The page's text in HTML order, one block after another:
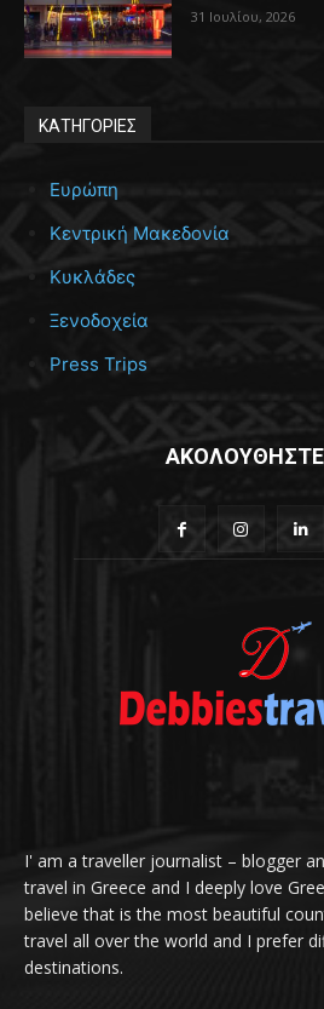
31 Ιουλίου, 2026
ΚΑΤΗΓΟΡΙΕΣ
Ευρώπη
Κεντρική Μακεδονία
Κυκλάδες
Ξενοδοχεία
Press Trips
I' am a traveller journalist – blogger
travel in Greece and I deeply love
believe that is the most beautiful
travel all over the world and I prefer
destinations.